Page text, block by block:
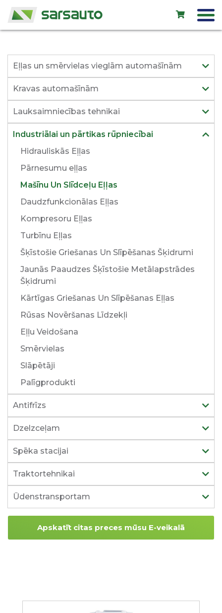
Exol eļļas
Autoserviss
Noma
Veikals
Lietoti auto
Kontakti
Eļļas un smērvielas vieglām automašīnām
Kravas automašīnām
Lauksaimniecības tehnikai
Industriālai un pārtikas rūpniecībai
Hidrauliskās Eļļas
Pārnesumu eļļas
Mašīnu Un Slīdceļu Eļļas
Daudzfunkcionālas Eļļas
Kompresoru Eļļas
Turbīnu Eļļas
Šķīstošie Griešanas Un Slīpēšanas Šķidrumi
Jaunās Paaudzes Šķīstošie Metālapstrādes
Šķidrumi
Kārtīgas Griešanas Un Slīpēšanas Eļļas
Rūsas Novēršanas Līdzekļi
Eļļu Veidošana
Smērvielas
Slāpētāji
Palīgprodukti
Antifrīzs
Dzelzceļam
Spēka stacijai
Traktortehnikai
Ūdenstransportam
Apskatīt citas preces mūsu E-veikalā